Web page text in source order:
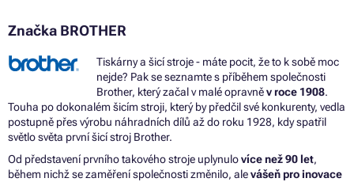
Značka BROTHER
Tiskárny a šicí stroje - máte pocit, že to k sobě moc
nejde? Pak se seznamte s příběhem společnosti
Brother, který začal v malé opravněv roce 1908.
Touha po dokonalém šicím stroji, který by předčil své konkurenty, vedla
postupně přes výrobu náhradních dílů až do roku 1928, kdy spatřil
světlo světa první šicí stroj Brother.
Od představení prvního takového stroje uplynulovíce než 90 let,
během nichž se zaměření společnosti změnilo, alevášeň pro inovace